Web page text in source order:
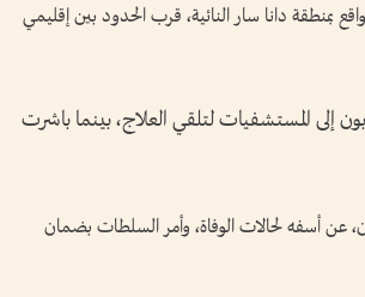
بمنطقة دانا سار النائية، قرب الحدود بين إقليمي
إلى المستشفيات لتلقي العلاج، بينما باشرت
عن أسفه لحالات الوفاة، وأمر السلطات بضمان